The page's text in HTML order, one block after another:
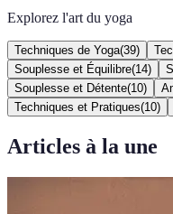
Explorez l'art du yoga
Techniques de Yoga(39)
Souplesse et Équilibre(14)
Souplesse et Détente(10)
Techniques et Pratiques(10)
Articles à la une